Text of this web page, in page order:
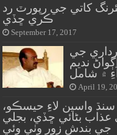
کاتي جي رپورٽ رد
ڪري ڇڏي
September 17, 2017
جي
نديم
۾ شامل
April 19,
واسين لاءِ حيسڪو،
بڻائي ڇڏي، بجلي
جي بندش زور وٺي وئي